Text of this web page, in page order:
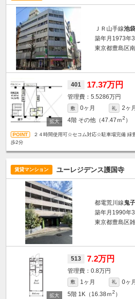
ＪＲ山手線池
築年月1973年
東京都豊島区
401 17.37万円
5.5286万円
敷 0ヶ月 礼
2ヶ月
4階 その他（47.47ｍ2 ）
２４時間使用可☆セコム対応☆駐車場完備 緑
歩2分
賃貸マンション ユーレジデンス護国寺
都電荒川線鬼
築年月1990年
東京都豊島区
513 7.2万円
0.8万円
敷 1ヶ月 礼
0ヶ月
5階 1K（16.38ｍ2 ）